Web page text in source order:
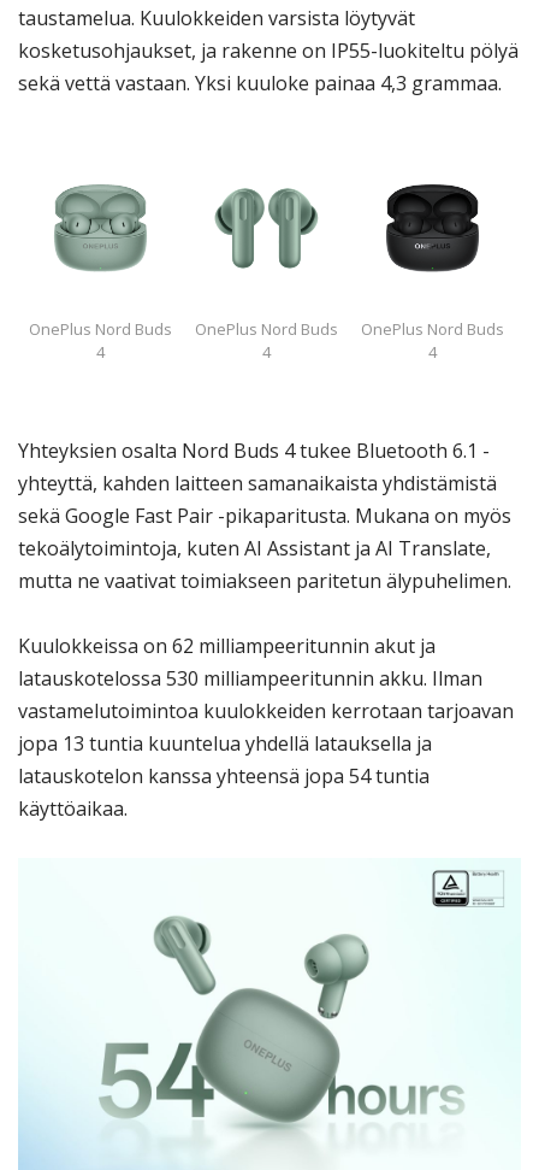
taustamelua. Kuulokkeiden varsista löytyvät
kosketusohjaukset, ja rakenne on IP55-luokiteltu pölyä
sekä vettä vastaan. Yksi kuuloke painaa 4,3 grammaa.
OnePlus Nord Buds
4
OnePlus Nord Buds
4
OnePlus Nord Buds
4
Yhteyksien osalta Nord Buds 4 tukee Bluetooth 6.1 -
yhteyttä, kahden laitteen samanaikaista yhdistämistä
sekä Google Fast Pair -pikaparitusta. Mukana on myös
tekoälytoimintoja, kuten AI Assistant ja AI Translate,
mutta ne vaativat toimiakseen paritetun älypuhelimen.
Kuulokkeissa on 62 milliampeeritunnin akut ja
latauskotelossa 530 milliampeeritunnin akku. Ilman
vastamelutoimintoa kuulokkeiden kerrotaan tarjoavan
jopa 13 tuntia kuuntelua yhdellä latauksella ja
latauskotelon kanssa yhteensä jopa 54 tuntia
käyttöaikaa.